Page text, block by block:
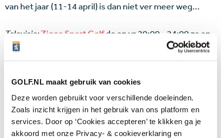
GOLF.NL maakt gebruik van cookies
Deze worden gebruikt voor verschillende doeleinden.
Zoals inzicht krijgen in het gebruik van ons platform en
services. Door op ‘Cookies accepteren’ te klikken ga je
akkoord met onze Privacy- & cookieverklaring en
van het jaar (11-14 april) is dan niet ver meer weg...
Televisie:Ziggo Sport Golfdo en vr 20:00 - 24:00 za en
zo 19:00-24:00
Wijzig je instelling
en accepteer marketing
cookies om deze video te kunnen bekijken.